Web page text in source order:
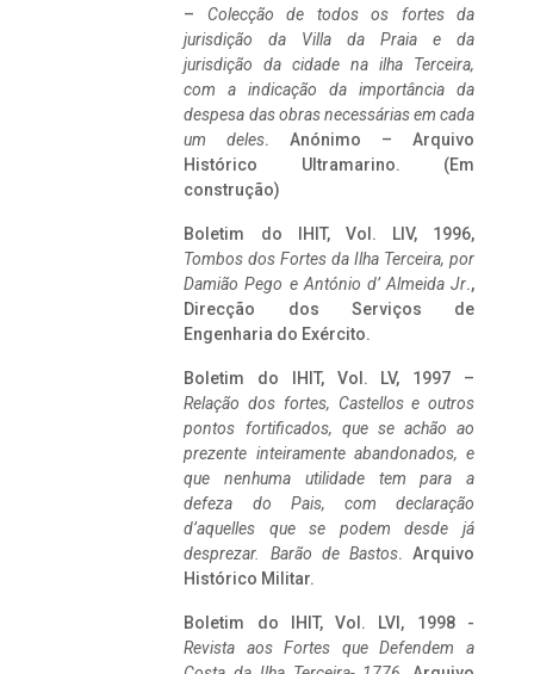
– Colecção de todos os fortes da
jurisdição da Villa da Praia e da
jurisdição da cidade na ilha Terceira,
com a indicação da importância da
despesa das obras necessárias em cada
um deles. Anónimo – Arquivo
Histórico Ultramarino. (Em
construção)
Boletim do IHIT, Vol. LIV, 1996,
Tombos dos Fortes da Ilha Terceira, por
Damião Pego e António d’ Almeida Jr.,
Direcção dos Serviços de
Engenharia do Exército.
Boletim do IHIT, Vol. LV, 1997 –
Relação dos fortes, Castellos e outros
pontos fortificados, que se achão ao
prezente inteiramente abandonados, e
que nenhuma utilidade tem para a
defeza do Pais, com declaração
d’aquelles que se podem desde já
desprezar. Barão de Bastos. Arquivo
Histórico Militar.
Boletim do IHIT, Vol. LVI, 1998 -
Revista aos Fortes que Defendem a